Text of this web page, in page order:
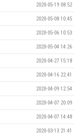
2020-05-19 08:52
2020-05-08 10:45
2020-05-06 10:53
2020-05-04 14:26
2020-04-27 15:18
2020-04-16 22:41
2020-04-09 12:54
2020-04-07 20:09
2020-04-07 14:48
2020-03-13 21:41